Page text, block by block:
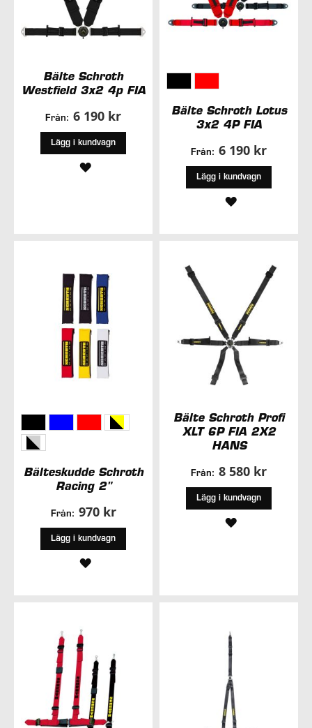
Bälte Schroth
Westfield 3x2 4p FIA
Från: 6 190 kr
Lägg i kundvagn
LÄGG
Bälte Schroth Lotus
3x2 4P FIA
Från: 6 190 kr
Lägg i kundvagn
LÄGG
ÖNSKELISTA
Bälteskudde Schroth
Racing 2"
Från: 970 kr
Lägg i kundvagn
LÄGG
Bälte Schroth Profi
XLT 6P FIA 2X2
HANS
Från: 8 580 kr
Lägg i kundvagn
LÄGG